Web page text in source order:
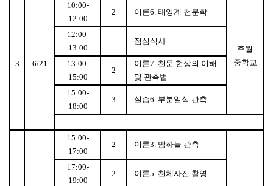
3 6/21
10:00-
12:00
2 이론6. 태양계 천문학
주월
중학교
12:00-
13:00
점심식사
13:00-
15:00
2
이론7. 천문 현상의 이해
및 관측법
15:00-
18:00
3 실습6. 부분일식 관측
15:00-
17:00
2 이론3. 밤하늘 관측
17:00-
19:00
2 이론5. 천체사진 촬영